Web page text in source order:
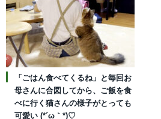
「ごはん食べてくるね」と毎回お
母さんに合図してから、ご飯を食
べに行く猫さんの様子がとっても
可愛い (*´ω｀*)♡